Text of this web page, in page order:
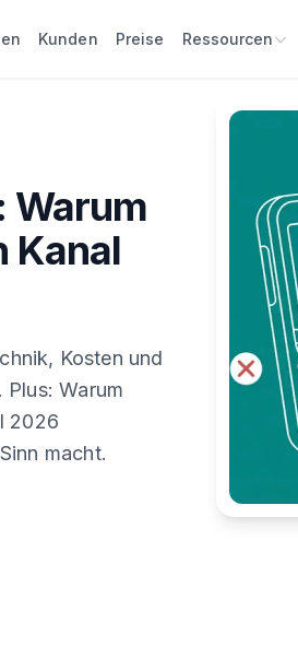
Kunden Preise Ressourcen
Warum
Kanal
Kosten und
Plus: Warum
2026
macht.